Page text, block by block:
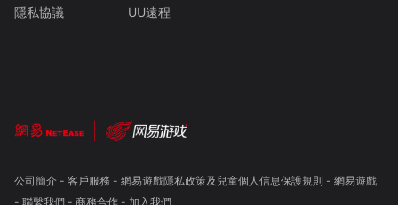
隱私協議 UU遠程
公司簡介- 客戶服務 - 網易遊戲隱私政策及兒童個人信息保護規則 - 網易遊戲
- 聯繫我們- 商務合作- 加入我們